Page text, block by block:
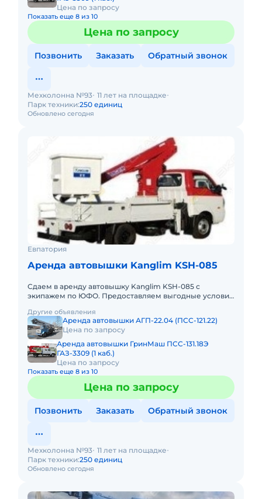
Цена по запросу
Показать еще 8 из 10
Цена по запросу
Позвонить Заказать Обратный звонок
Обновлено сегодня
Мехколонна №93 11 лет на площадке
Парк техники:250 единиц
Евпатория
Аренда автовышки Kanglim KSH-085
Сдаем в аренду автовышку Kanglim KSH-085 с
экипажем по ЮФО. Предоставляем выгодные условия
федеральном округе. Кром
Другие объявления
Аренда автовышки АГП-22.04 (ПСС-121.22)
Цена по запросу
Аренда автовышки ГринМаш ПСС-131.18Э
ГАЗ-3309 (1 каб.)
Цена по запросу
Показать еще 8 из 10
Цена по запросу
Позвонить Заказать Обратный звонок
Обновлено сегодня
Мехколонна №93 11 лет на площадке
Парк техники:250 единиц